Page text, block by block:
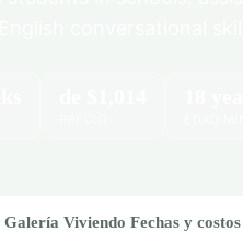
Galería Viviendo Fechas y costos